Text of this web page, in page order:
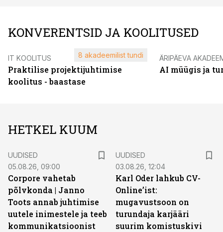
KONVERENTSID JA KOOLITUSED
IT KOOLITUS
Praktilise projektijuhtimise
koolitus - baastase
8 akadeemilist tundi ÄRIPÄEVA
AI müügis ja
HETKEL KUUM
UUDISED
05.08.26, 09:00
Corpore vahetab
põlvkonda | Janno
Toots annab juhtimise
uutele inimestele ja teeb
kommunikatsioonist
UUDISED
03.08.26, 12:04
Karl Oder lahkub CV-
Online’ist:
mugavustsoon on
turundaja karjääri
suurim komistuskivi